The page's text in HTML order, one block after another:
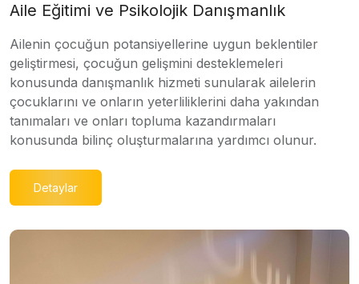
Aile Eğitimi ve Psikolojik Danışmanlık
Ailenin çocuğun potansiyellerine uygun beklentiler
geliştirmesi, çocuğun gelişmini desteklemeleri
konusunda danışmanlık hizmeti sunularak ailelerin
çocuklarını ve onların yeterliliklerini daha yakından
tanımaları ve onları topluma kazandırmaları
konusunda bilinç oluşturmalarına yardımcı olunur.
Detaylar